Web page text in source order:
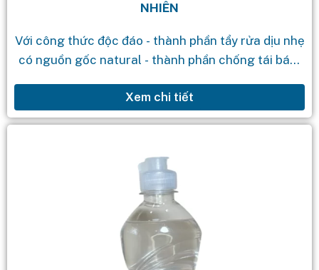
NHIÊN
Với công thức độc đáo - thành phần tẩy rửa dịu nhẹ
có nguồn gốc natural - thành phần chống tái bám
Xem chi tiết